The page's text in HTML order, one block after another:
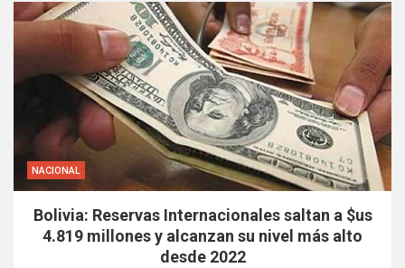
NACIONAL
Bolivia: Reservas Internacionales saltan a $us
4.819 millones y alcanzan su nivel más alto
desde 2022